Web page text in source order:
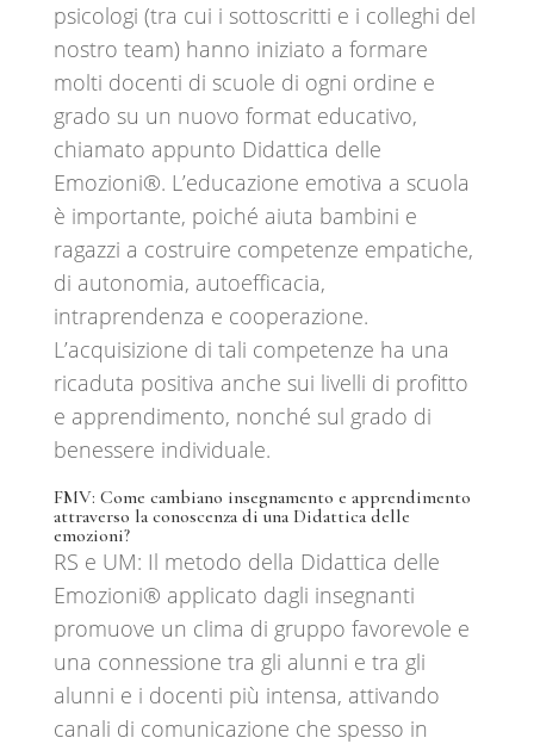
psicologi (tra cui i sottoscritti e i colleghi del
nostro team) hanno iniziato a formare
molti docenti di scuole di ogni ordine e
grado su un nuovo format educativo,
chiamato appunto Didattica delle
Emozioni®️. L’educazione emotiva a scuola
è importante, poiché aiuta bambini e
ragazzi a costruire competenze empatiche,
di autonomia, autoefficacia,
intraprendenza e cooperazione.
L’acquisizione di tali competenze ha una
ricaduta positiva anche sui livelli di profitto
e apprendimento, nonché sul grado di
benessere individuale.
FMV: Come cambiano insegnamento e apprendimento
attraverso la conoscenza di una Didattica delle
emozioni?
RS e UM: Il metodo della Didattica delle
Emozioni®️ applicato dagli insegnanti
promuove un clima di gruppo favorevole e
una connessione tra gli alunni e tra gli
alunni e i docenti più intensa, attivando
canali di comunicazione che spesso in